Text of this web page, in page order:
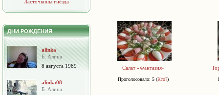
Ласточкины гнёзда
ДНИ РОЖДЕНИЯ
alinka
Б. Алина
8 августа 1989
alinka08
Б. Алина
Салат «Фантазия»
Проголосовало: 5 (Кто?)